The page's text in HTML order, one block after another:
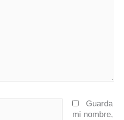
Guarda
mi nombre,